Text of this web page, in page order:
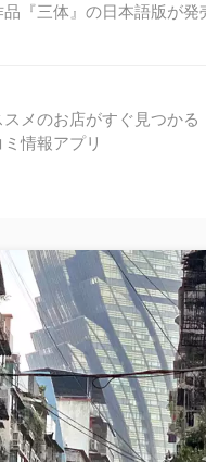
品『三体』の日本語版が発
メのお店がすぐ見つかる
情報アプリ